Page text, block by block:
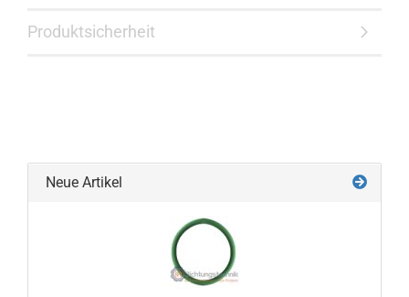
Produktsicherheit
Neue Artikel